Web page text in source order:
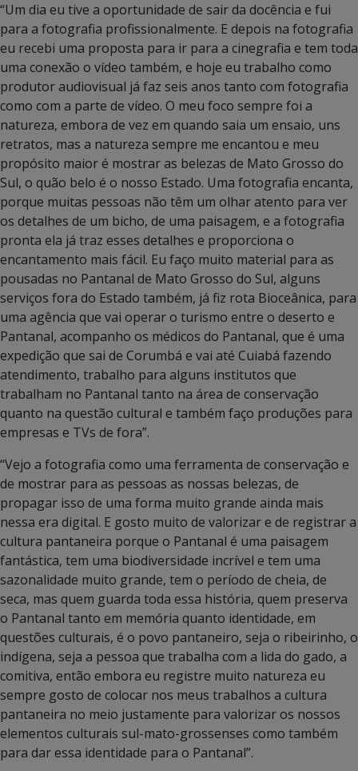
“Um dia eu tive a oportunidade de sair da docência e fui
para a fotografia profissionalmente. E depois na fotografia
eu recebi uma proposta para ir para a cinegrafia e tem toda
uma conexão o vídeo também, e hoje eu trabalho como
produtor audiovisual já faz seis anos tanto com fotografia
como com a parte de vídeo. O meu foco sempre foi a
natureza, embora de vez em quando saia um ensaio, uns
retratos, mas a natureza sempre me encantou e meu
propósito maior é mostrar as belezas de Mato Grosso do
Sul, o quão belo é o nosso Estado. Uma fotografia encanta,
porque muitas pessoas não têm um olhar atento para ver
os detalhes de um bicho, de uma paisagem, e a fotografia
pronta ela já traz esses detalhes e proporciona o
encantamento mais fácil. Eu faço muito material para as
pousadas no Pantanal de Mato Grosso do Sul, alguns
serviços fora do Estado também, já fiz rota Bioceânica, para
uma agência que vai operar o turismo entre o deserto e
Pantanal, acompanho os médicos do Pantanal, que é uma
expedição que sai de Corumbá e vai até Cuiabá fazendo
atendimento, trabalho para alguns institutos que
trabalham no Pantanal tanto na área de conservação
quanto na questão cultural e também faço produções para
empresas e TVs de fora”.
“Vejo a fotografia como uma ferramenta de conservação e
de mostrar para as pessoas as nossas belezas, de
propagar isso de uma forma muito grande ainda mais
nessa era digital. E gosto muito de valorizar e de registrar a
cultura pantaneira porque o Pantanal é uma paisagem
fantástica, tem uma biodiversidade incrível e tem uma
sazonalidade muito grande, tem o período de cheia, de
seca, mas quem guarda toda essa história, quem preserva
o Pantanal tanto em memória quanto identidade, em
questões culturais, é o povo pantaneiro, seja o ribeirinho, o
indígena, seja a pessoa que trabalha com a lida do gado, a
comitiva, então embora eu registre muito natureza eu
sempre gosto de colocar nos meus trabalhos a cultura
pantaneira no meio justamente para valorizar os nossos
elementos culturais sul-mato-grossenses como também
para dar essa identidade para o Pantanal”.